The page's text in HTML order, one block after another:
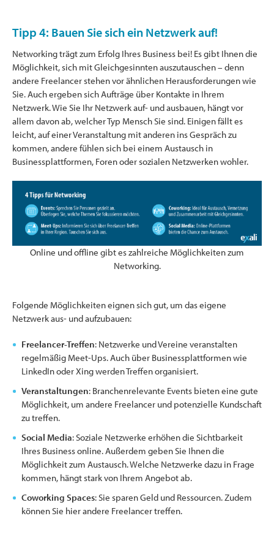
Tipp 4: Bauen Sie sich ein Netzwerk auf!
Networking trägt zum Erfolg Ihres Business bei! Es gibt Ihnen die
Möglichkeit, sich mit Gleichgesinnten auszutauschen – denn
andere Freelancer stehen vor ähnlichen Herausforderungen wie
Sie. Auch ergeben sich Aufträge über Kontakte in Ihrem
Netzwerk. Wie Sie Ihr Netzwerk auf- und ausbauen, hängt vor
allem davon ab, welcher Typ Mensch Sie sind. Einigen fällt es
leicht, auf einer Veranstaltung mit anderen ins Gespräch zu
kommen, andere fühlen sich bei einem Austausch in
Businessplattformen, Foren oder sozialen Netzwerken wohler.
Online und offline gibt es zahlreiche Möglichkeiten zum
Networking.
Folgende Möglichkeiten eignen sich gut, um das eigene
Netzwerk aus- und aufzubauen:
Freelancer-Treffen: Netzwerke und Vereine veranstalten
regelmäßig Meet-Ups. Auch über Businessplattformen wie
LinkedIn oder Xing werden Treffen organisiert.
Veranstaltungen: Branchenrelevante Events bieten eine gute
Möglichkeit, um andere Freelancer und potenzielle Kundschaft
zu treffen.
Social Media: Soziale Netzwerke erhöhen die Sichtbarkeit
Ihres Business online. Außerdem geben Sie Ihnen die
Möglichkeit zum Austausch. Welche Netzwerke dazu in Frage
kommen, hängt stark von Ihrem Angebot ab.
Coworking Spaces: Sie sparen Geld und Ressourcen. Zudem
können Sie hier andere Freelancer treffen.